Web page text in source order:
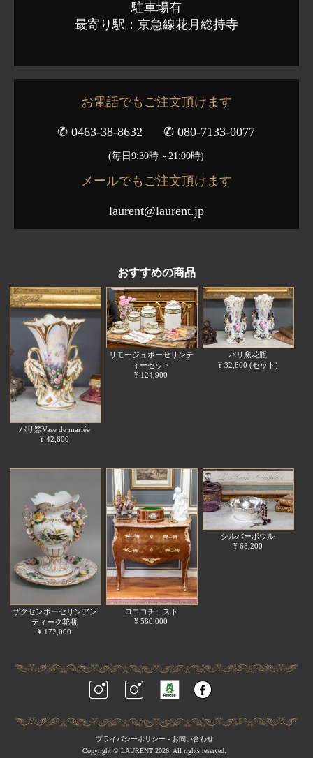
駐車場有
最寄り駅：京急線花月総持寺
お電話でもご注文頂けます
✆ 0463-38-8632 ✆ 080-7133-0077
(毎日9:30時～21:00時)
メールでもご注文頂けます
laurent@laurent.jp
おすすめの商品
パリ窯Vase de mariée
¥ 42,600
リモージュポーセリンテ
ィーセット
¥ 124,900
パリ窯花瓶
¥ 32,800 (セット)
ザクセンポーセリンアン
ティーク花瓶
¥ 172,000
ロココチェスト
¥ 580,000
シルバーボウル
¥ 68,200
プライバシーポリシー - お問い合わせ
Copyright © LAURENT 2026. All rights reserved.